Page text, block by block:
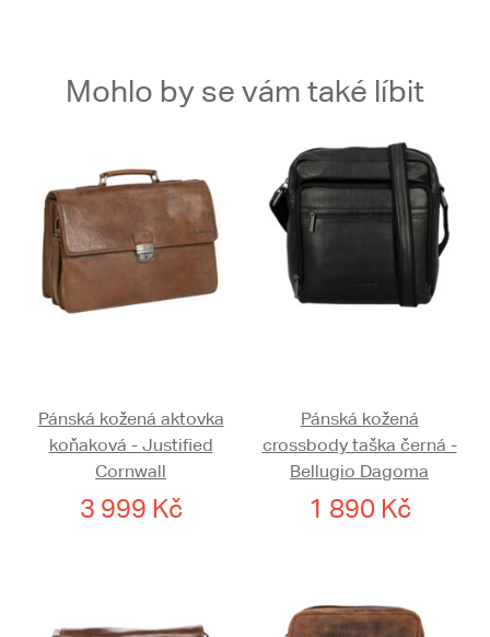
Mohlo by se vám také líbit
Pánská kožená aktovka
koňaková - Justified
Cornwall
3 999 Kč
Pánská kožená
crossbody taška černá -
Bellugio Dagoma
1 890 Kč